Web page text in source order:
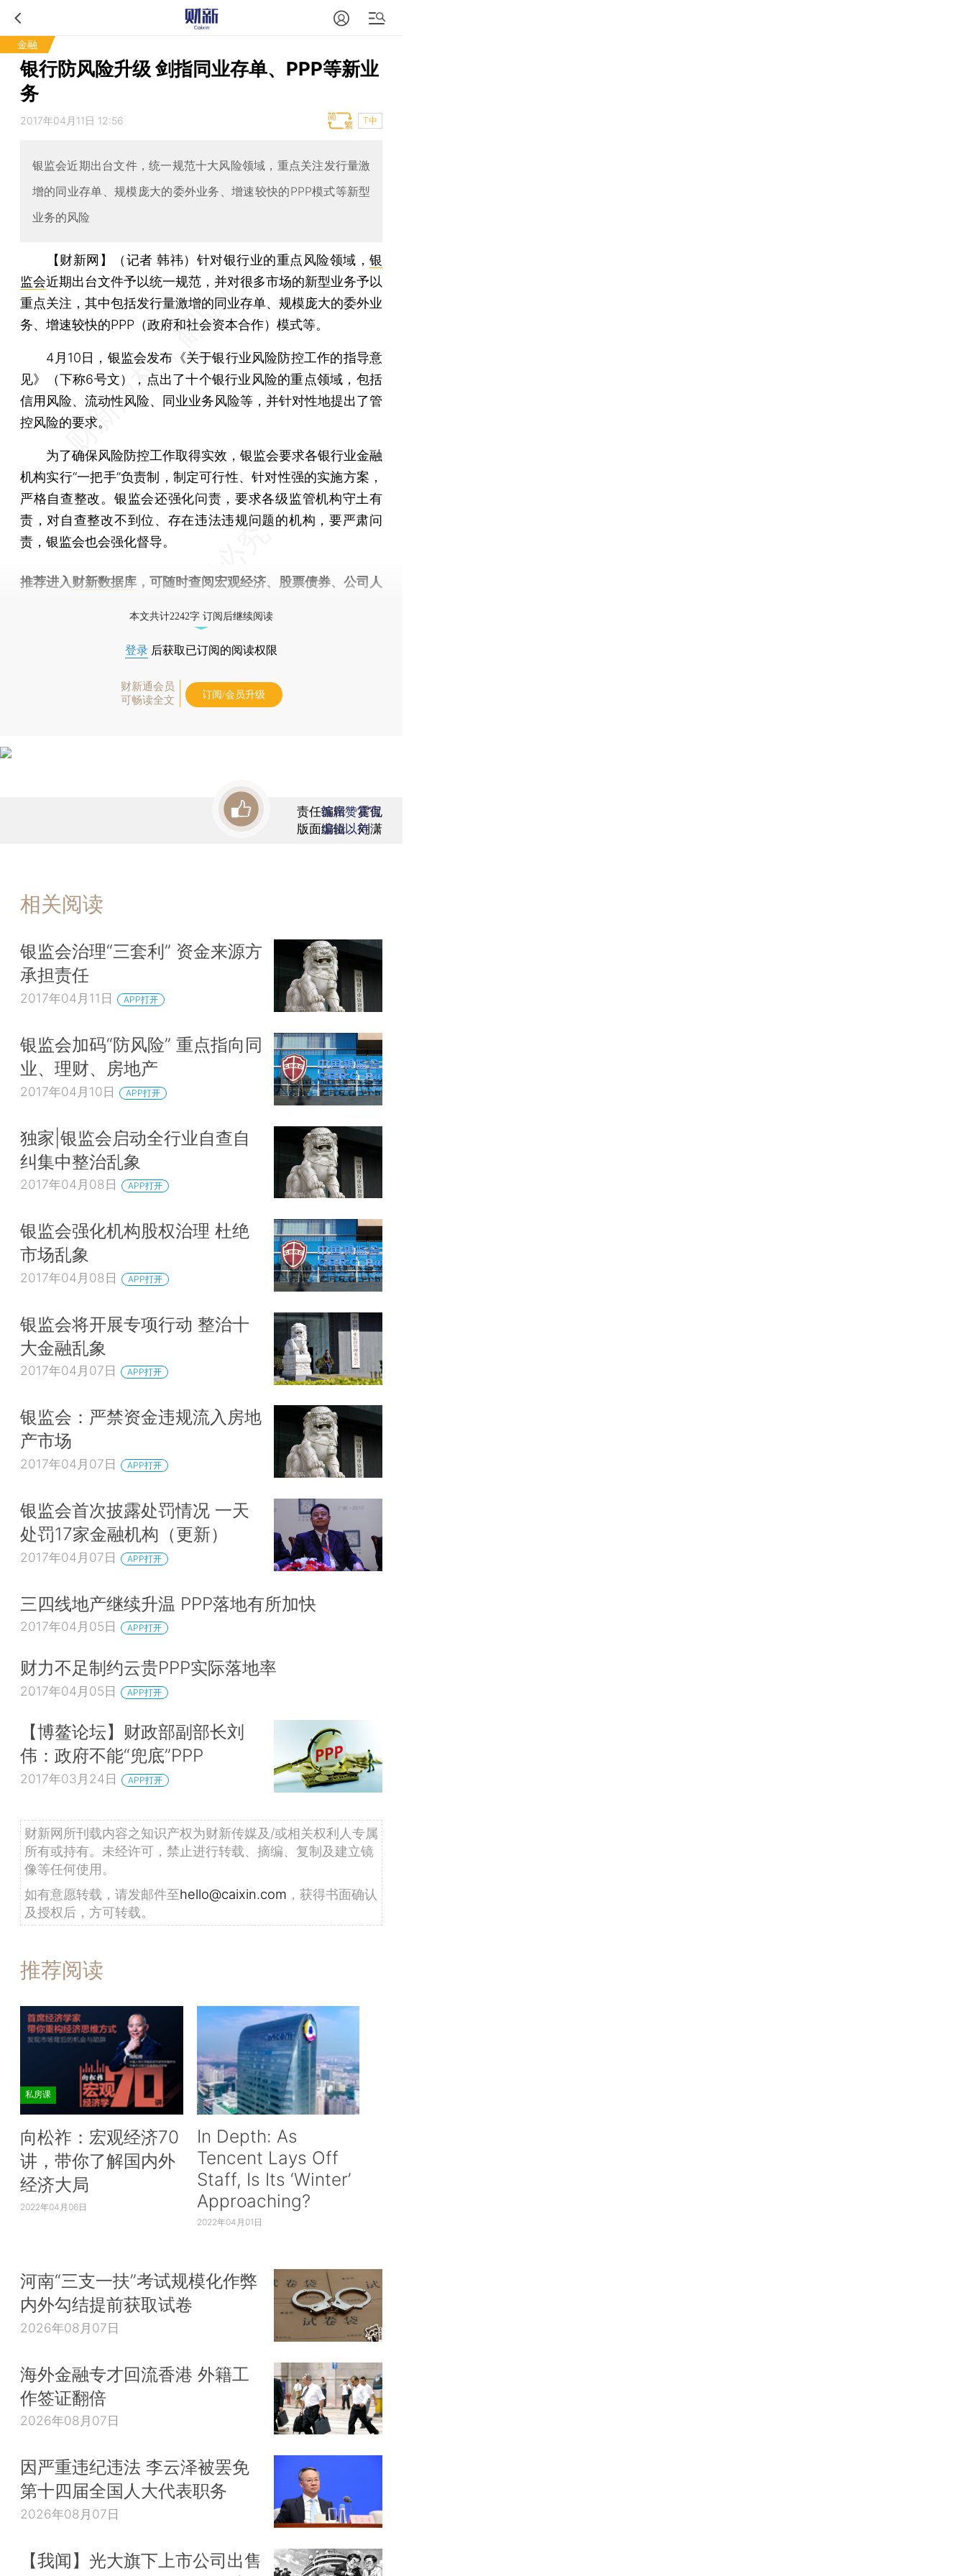
金融
银行防风险升级 剑指同业存单、PPP等新业
务
2017年04月11日 12:56 T中
银监会近期出台文件，统一规范十大风险领域，重点关注发行量激
增的同业存单、规模庞大的委外业务、增速较快的PPP模式等新型
业务的风险
【财新网】（记者 韩祎） 针对银行业的重点风险领域，银
监会近期出台文件予以统一规范，并对很多市场的新型业务予以
重点关注，其中包括发行量激增的同业存单、规模庞大的委外业
务、增速较快的PPP（政府和社会资本合作）模式等。
4月10日，银监会发布《关于银行业风险防控工作的指导意
见》（下称6号文），点出了十个银行业风险的重点领域，包括
信用风险、流动性风险、同业业务风险等，并针对性地提出了管
控风险的要求。
为了确保风险防控工作取得实效，银监会要求各银行业金融
机构实行“一把手”负责制，制定可行性、针对性强的实施方案，
严格自查整改。银监会还强化问责，要求各级监管机构守土有
责，对自查整改不到位、存在违法违规问题的机构，要严肃问
责，银监会也会强化督导。
推荐进入财新数据库 ，可随时查阅宏观经济、股票债券、公司人
本文共计2242字 订阅后继续阅读
登录 后获取已订阅的阅读权限
财新通会员
可畅读全文
订阅/会员升级
责任编辑：霍侃
版面编辑：刘潇
首席赞赏官
虚位以待
相关阅读
银监会治理“三套利” 资金来源方
承担责任
2017年04月11日 APP打开
银监会加码“防风险” 重点指向同
业、理财、房地产
2017年04月10日 APP打开
独家|银监会启动全行业自查自
纠集中整治乱象
2017年04月08日 APP打开
银监会强化机构股权治理 杜绝
市场乱象
2017年04月08日 APP打开
银监会将开展专项行动 整治十
大金融乱象
2017年04月07日 APP打开
银监会：严禁资金违规流入房地
产市场
2017年04月07日 APP打开
银监会首次披露处罚情况 一天
处罚17家金融机构（更新）
2017年04月07日 APP打开
三四线地产继续升温 PPP落地有所加快
2017年04月05日 APP打开
财力不足制约云贵PPP实际落地率
2017年04月05日 APP打开
【博鳌论坛】财政部副部长刘
伟：政府不能“兜底”PPP
2017年03月24日 APP打开
财新网所刊载内容之知识产权为财新传媒及/或相关权利人专属
所有或持有。未经许可，禁止进行转载、摘编、复制及建立镜
像等任何使用。
如有意愿转载，请发邮件至hello@caixin.com ，获得书面确认
及授权后，方可转载。
推荐阅读
私房课
向松祚：宏观经济70
讲，带你了解国内外
经济大局
2022年04月06日
In Depth: As
Tencent Lays Off
Staff, Is Its ‘Winter’
Approaching?
2022年04月01日
河南“三支一扶”考试规模化作弊
内外勾结提前获取试卷
2026年08月07日
海外金融专才回流香港 外籍工
作签证翻倍
2026年08月07日
因严重违纪违法 李云泽被罢免
第十四届全国人大代表职务
2026年08月07日
【我闻】光大旗下上市公司出售